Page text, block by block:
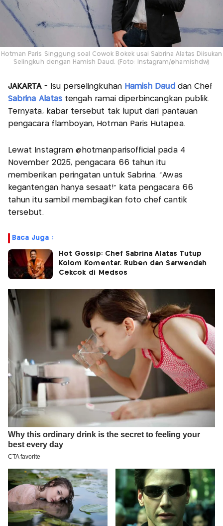
Hotman Paris Singgung soal Cowok Bokek usai Sabrina Alatas Diisukan
Selingkuh dengan Hamish Daud. (Foto: Instagram/@hamishdw)
JAKARTA- Isu perselingkuhan Hamish Daud dan Chef
Sabrina Alatas tengah ramai diperbincangkan publik.
Ternyata, kabar tersebut tak luput dari pantauan
pengacara flamboyan, Hotman Paris Hutapea.
Lewat Instagram @hotmanparisofficial pada 4
November 2025, pengacara 66 tahun itu
memberikan peringatan untuk Sabrina. "Awas
kegantengan hanya sesaat!" kata pengacara 66
tahun itu sambil membagikan foto chef cantik
tersebut.
Baca Juga :
Hot Gossip: Chef Sabrina Alatas Tutup
Kolom Komentar, Ruben dan Sarwendah
Cekcok di Medsos